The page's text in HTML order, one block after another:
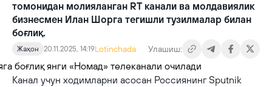
томонидан молияланган RT канали ва молдавиялик
бизнесмен Илан Шорга тегишли тузилмалар билан
боғлиқ.
Жаҳон 20.11.2025, 14:19Lotinchada Улашиш:
Канал учун ходимларни асосан Россиянинг Sputnik